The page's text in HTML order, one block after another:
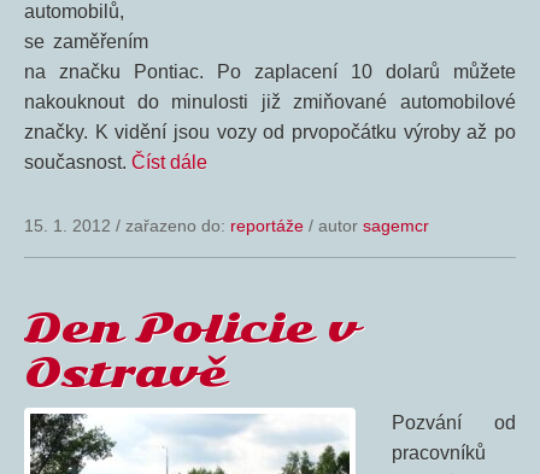
automobilů,
se zaměřením
na značku Pontiac. Po zaplacení 10 dolarů můžete
nakouknout do minulosti již zmiňované automobilové
značky. K vidění jsou vozy od prvopočátku výroby až po
současnost. Číst dále
15. 1. 2012 / zařazeno do: reportáže / autor sagemcr
Den Policie v
Ostravě
Pozvání od
pracovníků